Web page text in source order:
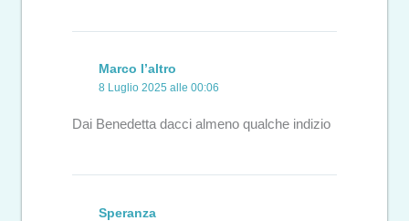
Marco l’altro
8 Luglio 2025 alle 00:06
Dai Benedetta dacci almeno qualche indizio
Speranza